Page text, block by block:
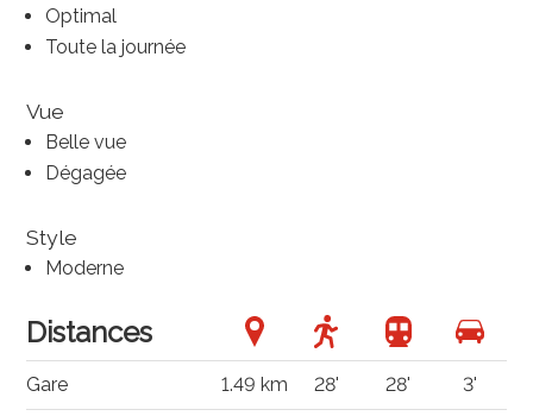
Optimal
Toute la journée
Vue
Belle vue
Dégagée
Style
Moderne
Distances
Gare 1.49 km 28' 28' 3'